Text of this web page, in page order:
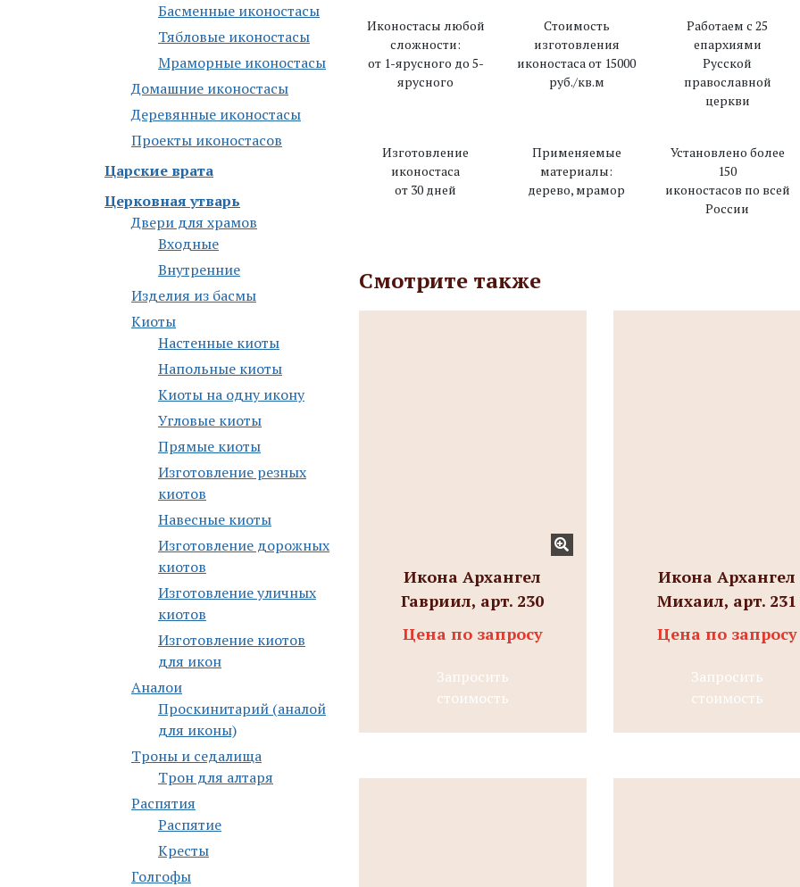
Басменные иконостасы
Тябловые иконостасы
Мраморные иконостасы
Дoмaшниe икoнoстaсы
Деревянные иконостасы
Проекты иконостасов
Царские врата
Церковная утварь
Двери для храмов
Входные
Внутренние
Изделия из басмы
Киоты
Настенные киоты
Напольные киоты
Киоты на одну икону
Угловые киоты
Прямые киоты
Изготовление резных
киотов
Навесные киоты
Изготовление дорожных
киотов
Изготовление уличных
киотов
Изготовление киотов
для икон
Аналои
Проскинитарий (аналой
для иконы)
Троны и седалища
Трон для алтаря
Распятия
Распятие
Кресты
Голгофы
Иконостасы любой
сложности:
от 1-ярусного до 5-
ярусного
Стоимость
изготовления
иконостаса от 15000
руб./кв.м
Работаем с 25
епархиями
Русской
православной
церкви
Изготовление
иконостаса
от 30 дней
Применяемые
материалы:
дерево, мрамор
Установлено более
150
иконостасов по всей
России
Смотрите также
Икона Архангел
Гавриил, арт. 230
Цена по запросу
Запросить
стоимость
Икона Архангел
Михаил, арт. 231
Цена по запросу
Запросить
стоимость